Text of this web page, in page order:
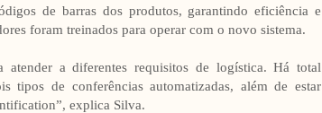
de barras dos produtos, garantindo eficiência e
foram treinados para operar com o novo sistema.
a diferentes requisitos de logística. Há total
de conferências automatizadas, além de estar
explica Silva.